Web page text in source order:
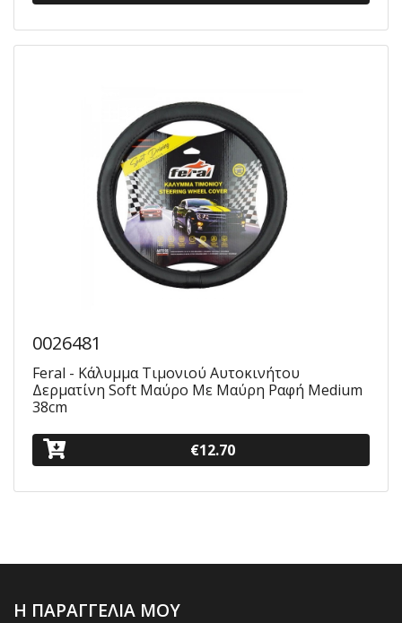
0026481
Feral - Κάλυμμα Τιμονιού Αυτοκινήτου
Δερματίνη Soft Μαύρο Με Μαύρη Ραφή Medium
38cm
€12.70
Η ΠΑΡΑΓΓΕΛΙΑ ΜΟΥ